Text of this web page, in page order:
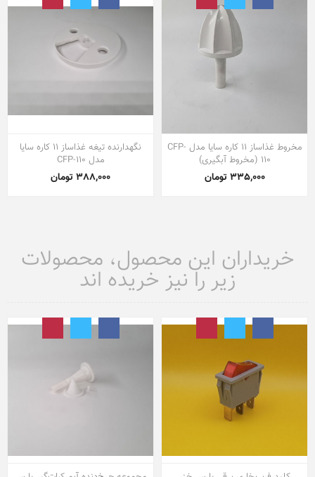
مخروط غذاساز 11 کاره سایا مدل CFP-
110 (مخروط آبگیری)
335,000 تومان
نگهدارنده تیغه غذاساز 11 کاره سایا
مدل CFP-110
388,000 تومان
خریداران این محصول، محصولات
زیر را نیز خریده اند